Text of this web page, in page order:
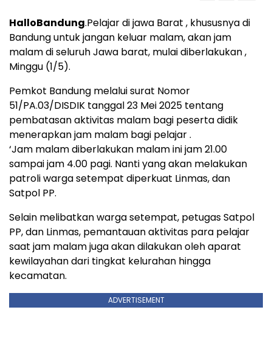
HalloBandung.Pelajar di jawa Barat , khususnya di
Bandung untuk jangan keluar malam, akan jam
malam di seluruh Jawa barat, mulai diberlakukan ,
Minggu (1/5).
Pemkot Bandung melalui surat Nomor
51/PA.03/DISDIK tanggal 23 Mei 2025 tentang
pembatasan aktivitas malam bagi peserta didik
menerapkan jam malam bagi pelajar .
‘Jam malam diberlakukan malam ini jam 21.00
sampai jam 4.00 pagi. Nanti yang akan melakukan
patroli warga setempat diperkuat Linmas, dan
Satpol PP.
Selain melibatkan warga setempat, petugas Satpol
PP, dan Linmas, pemantauan aktivitas para pelajar
saat jam malam juga akan dilakukan oleh aparat
kewilayahan dari tingkat kelurahan hingga
kecamatan.
ADVERTISEMENT